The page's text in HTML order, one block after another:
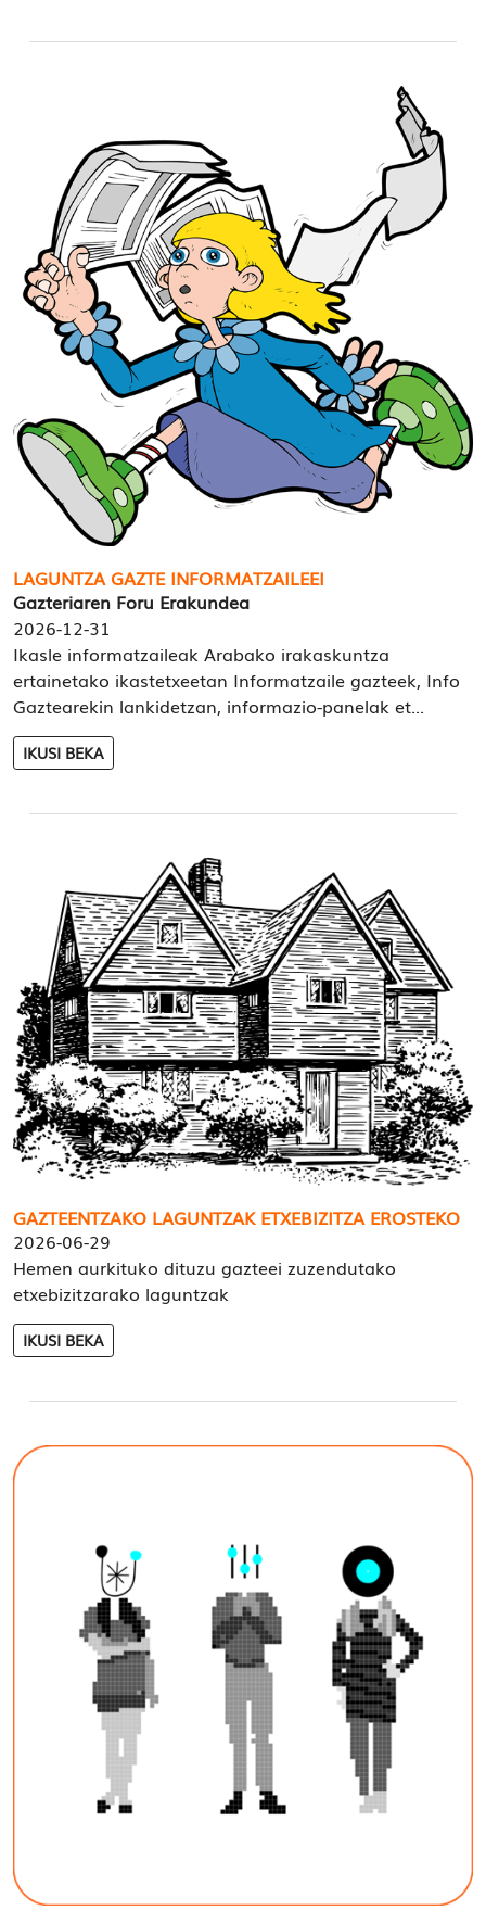
LAGUNTZA GAZTE INFORMATZAILEEI
Gazteriaren Foru Erakundea
2026-12-31
Ikasle informatzaileak Arabako irakaskuntza
ertainetako ikastetxeetan Informatzaile gazteek, Info
Gaztearekin lankidetzan, informazio-panelak et...
IKUSI BEKA
GAZTEENTZAKO LAGUNTZAK ETXEBIZITZA EROSTEKO
2026-06-29
Hemen aurkituko dituzu gazteei zuzendutako
etxebizitzarako laguntzak
IKUSI BEKA